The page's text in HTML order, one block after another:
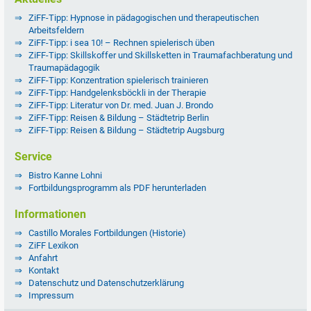
ZiFF-Tipp: Hypnose in pädagogischen und therapeutischen
Arbeitsfeldern
ZiFF-Tipp: i sea 10! – Rechnen spielerisch üben
ZiFF-Tipp: Skillskoffer und Skillsketten in Traumafachberatung und
Traumapädagogik
ZiFF-Tipp: Konzentration spielerisch trainieren
ZiFF-Tipp: Handgelenksböckli in der Therapie
ZiFF-Tipp: Literatur von Dr. med. Juan J. Brondo
ZiFF-Tipp: Reisen & Bildung – Städtetrip Berlin
ZiFF-Tipp: Reisen & Bildung – Städtetrip Augsburg
Service
Bistro Kanne Lohni
Fortbildungsprogramm als PDF herunterladen
Informationen
Castillo Morales Fortbildungen (Historie)
ZiFF Lexikon
Anfahrt
Kontakt
Datenschutz und Datenschutzerklärung
Impressum